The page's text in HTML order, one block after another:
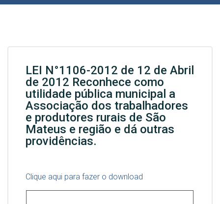
LEI N°1106-2012 de 12 de Abril
de 2012 Reconhece como
utilidade pública municipal a
Associação dos trabalhadores
e produtores rurais de São
Mateus e região e dá outras
providências.
Clique aqui para fazer o download